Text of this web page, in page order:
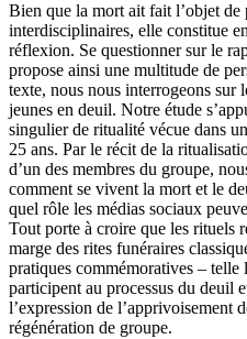
Bien que la mort ait fait l’objet de
interdisciplinaires, elle constitue
réflexion. Se questionner sur le
propose ainsi une multitude de
texte, nous nous interrogeons sur
jeunes en deuil. Notre étude
singulier de ritualité vécue dans
25 ans. Par le récit de la
d’un des membres du groupe,
comment se vivent la mort et le
quel rôle les médias sociaux
Tout porte à croire que les rituels
marge des rites funéraires
pratiques commémoratives – telle
participent au processus du deuil
l’expression de l’apprivoisement
régénération de groupe.